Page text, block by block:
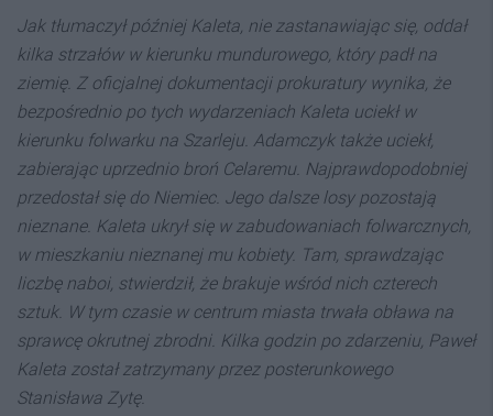
Jak tłumaczył później Kaleta, nie zastanawiając się, oddał
kilka strzałów w kierunku mundurowego, który padł na
ziemię. Z oficjalnej dokumentacji prokuratury wynika, że
bezpośrednio po tych wydarzeniach Kaleta uciekł w
kierunku folwarku na Szarleju. Adamczyk także uciekł,
zabierając uprzednio broń Celaremu. Najprawdopodobniej
przedostał się do Niemiec. Jego dalsze losy pozostają
nieznane. Kaleta ukrył się w zabudowaniach folwarcznych,
w mieszkaniu nieznanej mu kobiety. Tam, sprawdzając
liczbę naboi, stwierdził, że brakuje wśród nich czterech
sztuk. W tym czasie w centrum miasta trwała obława na
sprawcę okrutnej zbrodni. Kilka godzin po zdarzeniu, Paweł
Kaleta został zatrzymany przez posterunkowego
Stanisława Zytę.